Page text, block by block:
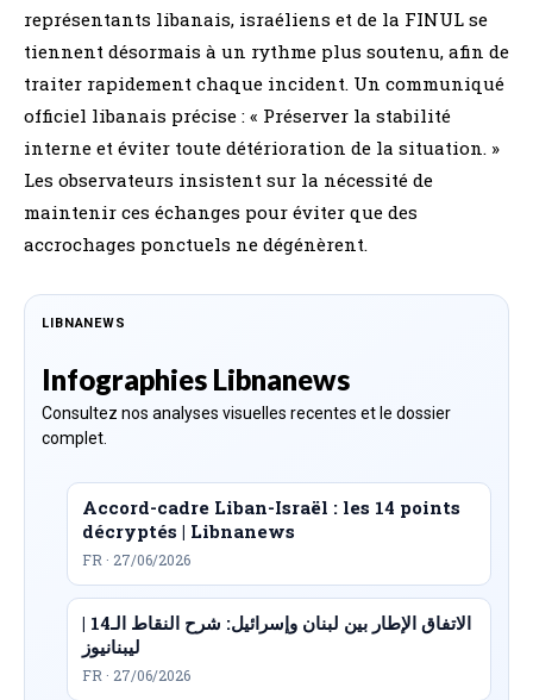
représentants libanais, israéliens et de la FINUL se
tiennent désormais à un rythme plus soutenu, afin de
traiter rapidement chaque incident. Un communiqué
officiel libanais précise : « Préserver la stabilité
interne et éviter toute détérioration de la situation. »
Les observateurs insistent sur la nécessité de
maintenir ces échanges pour éviter que des
accrochages ponctuels ne dégénèrent.
LIBNANEWS
Infographies Libnanews
Consultez nos analyses visuelles recentes et le dossier
complet.
Accord-cadre Liban-Israël : les 14 points
décryptés | Libnanews
FR · 27/06/2026
الاتفاق الإطار بين لبنان وإسرائيل: شرح النقاط الـ14 |
ليبنانيوز
FR · 27/06/2026